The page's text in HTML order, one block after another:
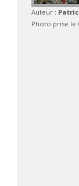
Auteur :
Photo prise le